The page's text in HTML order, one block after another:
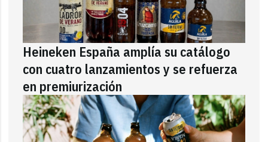
Heineken España amplía su catálogo
con cuatro lanzamientos y se refuerza
en premiurización